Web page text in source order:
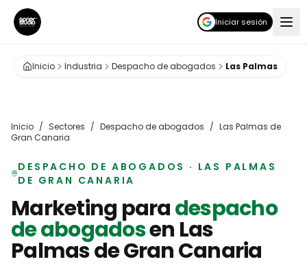
Iniciar sesión
Inicio Industria Despacho de abogados Las Palmas
Inicio / Sectores / Despacho de abogados / Las Palmas de
Gran Canaria
DESPACHO DE ABOGADOS · LAS PALMAS
DE GRAN CANARIA
Marketing paradespacho
de abogadosen Las
Palmas de Gran Canaria